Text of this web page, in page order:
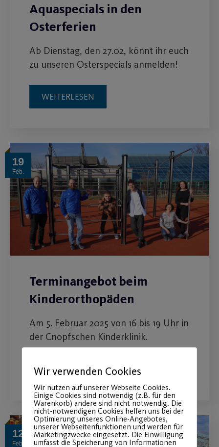
Aquaspecials in den
Osterferien
Ab Dienstag, den 27.02, könnt ihr euch
zu unseren Osterspecials anmelden!
WEITERLESEN
19
Feb.
Terminangebot beim
Kinderorthopäden
Am 5. Februar 2025 von 16 bis 19 Uhr in
der Cnopfschen Kinderklinik.
WEITERLESEN
12
Feb.
Wir verwenden Cookies
Wir nutzen auf unserer Webseite Cookies.
Einige Cookies sind notwendig (z.B. für den
Warenkorb) andere sind nicht notwendig. Die
nicht-notwendigen Cookies helfen uns bei der
Optimierung unseres Online-Angebotes,
unserer Webseitenfunktionen und werden für
Marketingzwecke eingesetzt. Die Einwilligung
umfasst die Speicherung von Informationen